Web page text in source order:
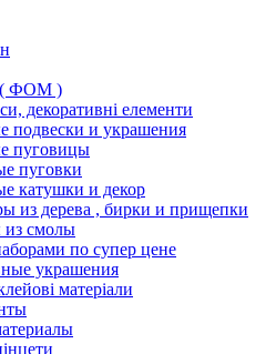
( ФОМ )
декоративні елементи
подвески и украшения
пуговицы
пуговки
катушки и декор
из дерева , бирки и прищепки
смолы
по супер цене
украшения
матеріали